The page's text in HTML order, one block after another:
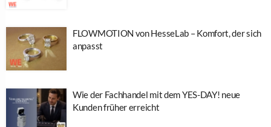
FLOWMOTION von HesseLab – Komfort, der sich
anpasst
Wie der Fachhandel mit dem YES-DAY! neue
Kunden früher erreicht